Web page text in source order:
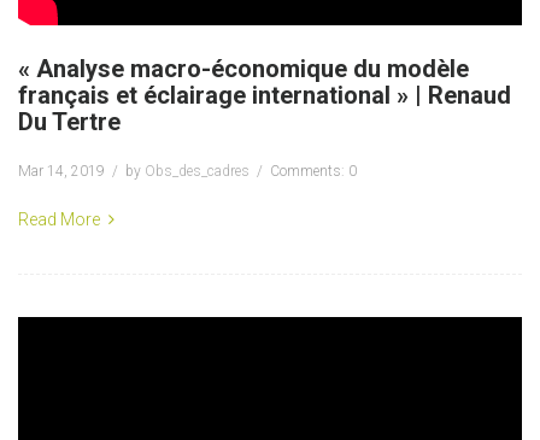
« Analyse macro-économique du modèle
français et éclairage international » | Renaud
Du Tertre
Mar 14, 2019 by Obs_des_cadres Comments: 0
Read More